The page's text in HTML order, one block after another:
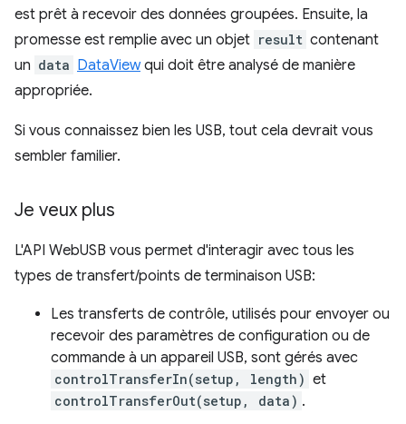
est prêt à recevoir des données groupées. Ensuite, la
promesse est remplie avec un objet result contenant
un data DataViewqui doit être analysé de manière
appropriée.
Si vous connaissez bien les USB, tout cela devrait vous
sembler familier.
Je veux plus
L'API WebUSB vous permet d'interagir avec tous les
types de transfert/points de terminaison USB:
Les transferts de contrôle, utilisés pour envoyer ou
recevoir des paramètres de configuration ou de
commande à un appareil USB, sont gérés avec
controlTransferIn(setup, length) et
controlTransferOut(setup, data) .